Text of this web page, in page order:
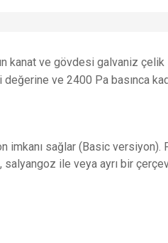
kanat ve gövdesi galvaniz
ve 2400 Pa basınca
imkanı sağlar (Basic
salyangoz ile veya ayrı bir